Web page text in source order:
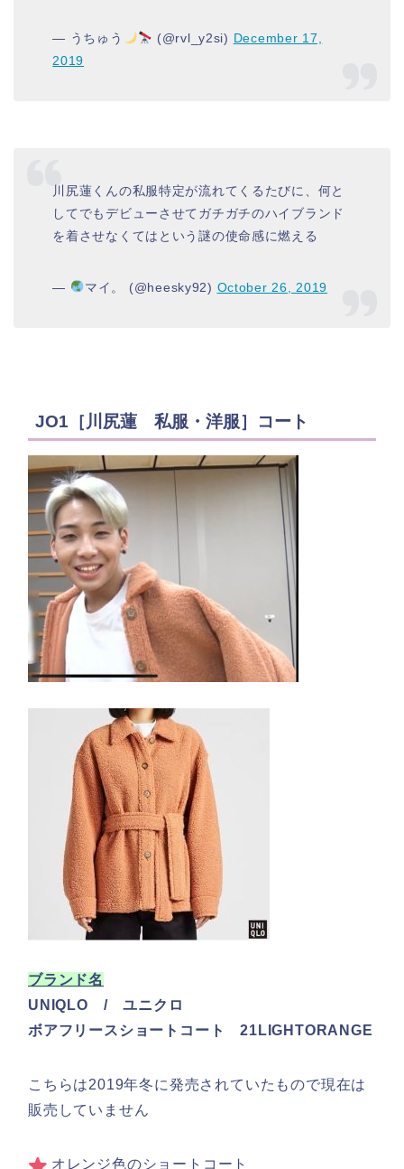
— うちゅう (@rvl_y2si) December 17,
2019
川尻蓮くんの私服特定が流れてくるたびに、何と
してでもデビューさせてガチガチのハイブランド
を着させなくてはという謎の使命感に燃える
— マイ。 (@heesky92) October 26, 2019
JO1［川尻蓮 私服・洋服］コート
ブランド名
UNIQLO / ユニクロ
ボアフリースショートコート 21LIGHTORANGE
こちらは2019年冬に発売されていたもので現在は
販売していません
オレンジ色のショートコート